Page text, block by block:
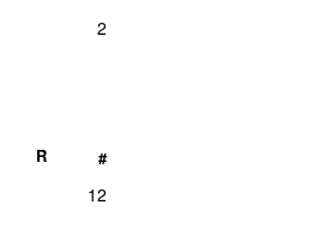
1
1
2
R #
12